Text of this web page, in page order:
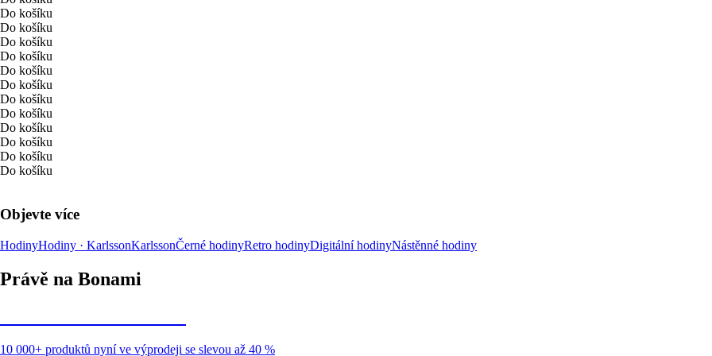
Do košíku
Do košíku
Do košíku
Do košíku
Do košíku
Do košíku
Do košíku
Do košíku
Do košíku
Do košíku
Do košíku
Do košíku
Objevte více
HodinyHodiny · KarlssonKarlssonČerné hodinyRetro hodinyDigitální hodinyNástěnné hodiny
Právě na Bonami
10 000+ produktů nyní ve výprodeji se slevou až 40 %